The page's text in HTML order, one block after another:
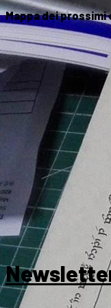
Mappa dei prossimi